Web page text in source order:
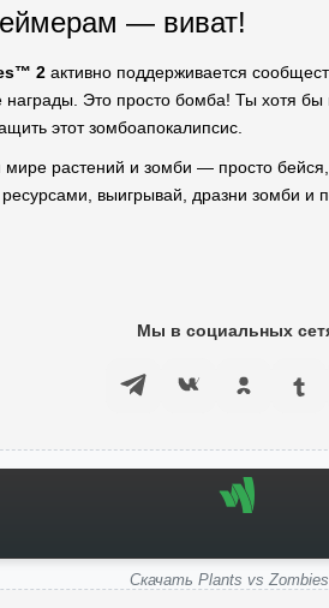
— виват!
2 активно поддерживается
награды. Это просто бомба! Ты хотя
этот зомбоапокалипсис.
растений и зомби — просто
ресурсами, выигрывай, дразни
Мы в социальных
Скачать Plants vs